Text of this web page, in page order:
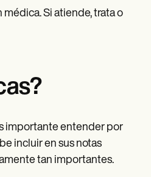
Si atiende, trata o
importante entender por
incluir en sus notas
tan importantes.